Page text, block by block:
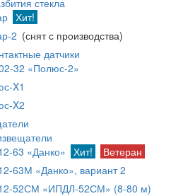
стекла
Хит!
2 (снят с производства)
датчики
32 «Полюс-2»
X1
X2
63 «Данко»
Хит!
Ветеран
63М «Данко», вариант 2
52СМ «ИПДЛ-52СМ» (8-80 м)